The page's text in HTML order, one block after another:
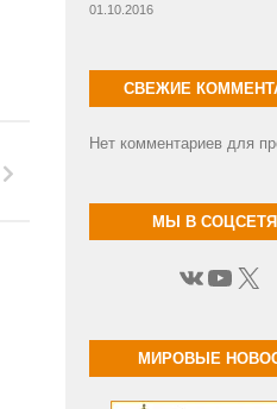
01.10.2016
СВЕЖИЕ
Нет комментариев для
МЫ В
X
МИРОВЫЕ